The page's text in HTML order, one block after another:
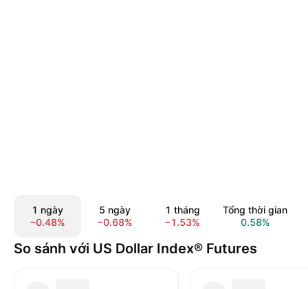
1 ngày
−0.48%
5 ngày
−0.68%
1 tháng
−1.53%
Tổng thời gian
0.58%
So sánh với US Dollar Index® Futures